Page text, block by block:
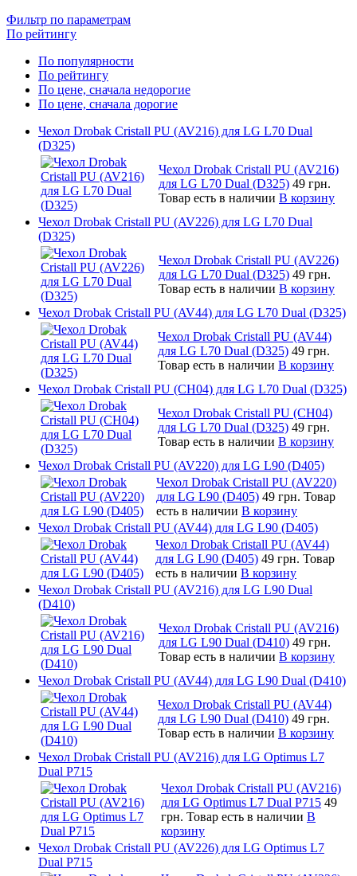
Фильтр по параметрам
По рейтингу
По популярности
По рейтингу
По цене, сначала недорогие
По цене, сначала дорогие
Чехол Drobak Cristall PU (AV216) для LG L70 Dual
(D325)
Чехол Drobak Cristall PU (AV216)
для LG L70 Dual (D325) 49 грн.
Товар есть в наличии В корзину
Чехол Drobak Cristall PU (AV226) для LG L70 Dual
(D325)
Чехол Drobak Cristall PU (AV226)
для LG L70 Dual (D325) 49 грн.
Товар есть в наличии В корзину
Чехол Drobak Cristall PU (AV44) для LG L70 Dual (D325)
Чехол Drobak Cristall PU (AV44)
для LG L70 Dual (D325) 49 грн.
Товар есть в наличии В корзину
Чехол Drobak Cristall PU (CH04) для LG L70 Dual (D325)
Чехол Drobak Cristall PU (CH04)
для LG L70 Dual (D325) 49 грн.
Товар есть в наличии В корзину
Чехол Drobak Cristall PU (AV220) для LG L90 (D405)
Чехол Drobak Cristall PU (AV220)
для LG L90 (D405) 49 грн. Товар
есть в наличии В корзину
Чехол Drobak Cristall PU (AV44) для LG L90 (D405)
Чехол Drobak Cristall PU (AV44)
для LG L90 (D405) 49 грн. Товар
есть в наличии В корзину
Чехол Drobak Cristall PU (AV216) для LG L90 Dual
(D410)
Чехол Drobak Cristall PU (AV216)
для LG L90 Dual (D410) 49 грн.
Товар есть в наличии В корзину
Чехол Drobak Cristall PU (AV44) для LG L90 Dual (D410)
Чехол Drobak Cristall PU (AV44)
для LG L90 Dual (D410) 49 грн.
Товар есть в наличии В корзину
Чехол Drobak Cristall PU (AV216) для LG Optimus L7
Dual P715
Чехол Drobak Cristall PU (AV216)
для LG Optimus L7 Dual P715 49
грн. Товар есть в наличии В
корзину
Чехол Drobak Cristall PU (AV226) для LG Optimus L7
Dual P715